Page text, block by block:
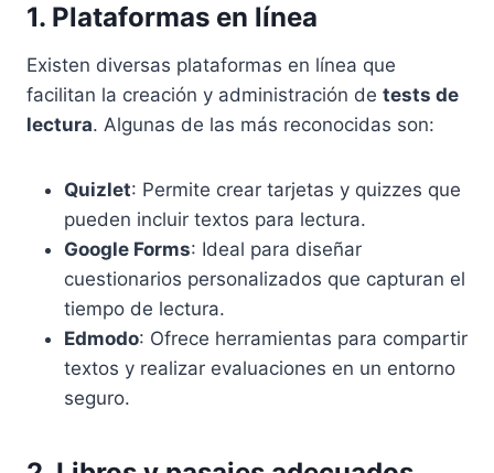
1. Plataformas en línea
Existen diversas plataformas en línea que
facilitan la creación y administración de tests de
lectura. Algunas de las más reconocidas son:
Quizlet: Permite crear tarjetas y quizzes que
pueden incluir textos para lectura.
Google Forms: Ideal para diseñar
cuestionarios personalizados que capturan el
tiempo de lectura.
Edmodo: Ofrece herramientas para compartir
textos y realizar evaluaciones en un entorno
seguro.